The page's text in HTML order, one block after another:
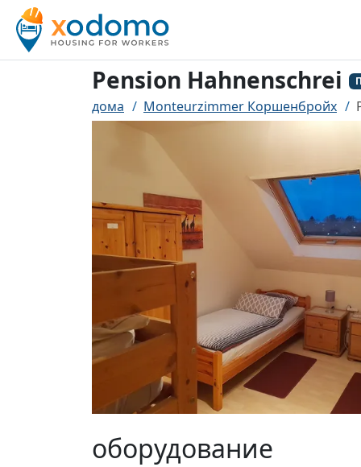
Pension Hahnenschrei
дома Monteurzimmer Коршенбройх
оборудование